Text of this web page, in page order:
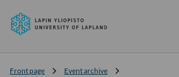
Skip to
content ↓
of
Front page
Event archive